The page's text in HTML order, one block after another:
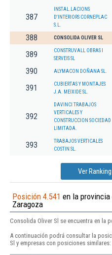
387
INSTAL.LACIONS
D'INTERIORS CORNEPLAC
S.L.
388 CONSOLIDA OLIVER SL
389
CONSTRUVALL OBRAS I
SERVEIS SL
390 ALYMACON DOÑANA SL.
391
CUBIERTAS Y MONTAJES
J.A. MEIXIDE SL.
392
DAVINCI TRABAJOS
VERTICALES Y
CONSTRUCCION SOCIEDAD
LIMITADA.
393
TRABAJOS VERTICALES
COSTIN SL.
Ver
Posición 4.541 en la provincia
Zaragoza
Consolida Oliver Sl se encuentra en la
A continuación podrá consultar la
Sl y empresas con posiciones similares: